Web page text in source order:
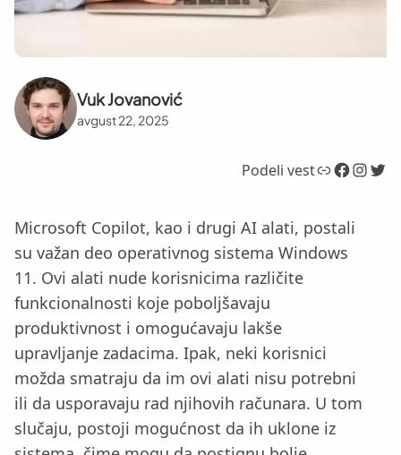
Vuk Jovanović
avgust 22, 2025
Podeli vestLink Facebook InstagramTwitter
Microsoft Copilot, kao i drugi AI alati, postali
su važan deo operativnog sistema Windows
11. Ovi alati nude korisnicima različite
funkcionalnosti koje poboljšavaju
produktivnost i omogućavaju lakše
upravljanje zadacima. Ipak, neki korisnici
možda smatraju da im ovi alati nisu potrebni
ili da usporavaju rad njihovih računara. U tom
slučaju, postoji mogućnost da ih uklone iz